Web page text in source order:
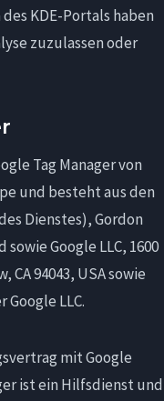
KDE-Portals haben
zuzulassen oder
Tag Manager von
und besteht aus den
Dienstes), Gordon
Google LLC, 1600
94043, USA sowie
LLC.
mit Google
ist ein Hilfsdienst und